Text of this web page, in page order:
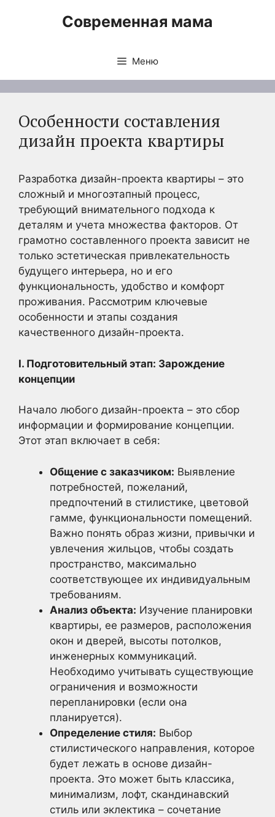
Современная мама
Меню
Особенности составления
дизайн проекта квартиры
Разработка дизайн-проекта квартиры – это
сложный и многоэтапный процесс,
требующий внимательного подхода к
деталям и учета множества факторов. От
грамотно составленного проекта зависит не
только эстетическая привлекательность
будущего интерьера, но и его
функциональность, удобство и комфорт
проживания. Рассмотрим ключевые
особенности и этапы создания
качественного дизайн-проекта.
I. Подготовительный этап: Зарождение
концепции
Начало любого дизайн-проекта – это сбор
информации и формирование концепции.
Этот этап включает в себя:
Общение с заказчиком: Выявление
потребностей, пожеланий,
предпочтений в стилистике, цветовой
гамме, функциональности помещений.
Важно понять образ жизни, привычки и
увлечения жильцов, чтобы создать
пространство, максимально
соответствующее их индивидуальным
требованиям.
Анализ объекта: Изучение планировки
квартиры, ее размеров, расположения
окон и дверей, высоты потолков,
инженерных коммуникаций.
Необходимо учитывать существующие
ограничения и возможности
перепланировки (если она
планируется).
Определение стиля: Выбор
стилистического направления, которое
будет лежать в основе дизайн-
проекта. Это может быть классика,
минимализм, лофт, скандинавский
стиль или эклектика – сочетание